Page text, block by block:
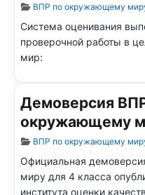
Информация о материале
ВПР по окружающему
Система оценивания
проверочной работы в
мир:
Демоверсия
окружающему
Информация о материале
ВПР по окружающему
Официальная
миру для 4 класса
института оценки